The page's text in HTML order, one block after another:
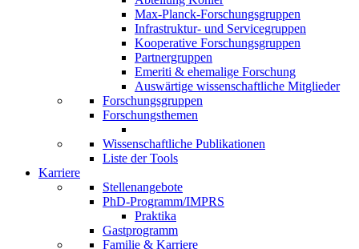
Max-Planck-Forschungsgruppen
Infrastruktur- und Servicegruppen
Kooperative Forschungsgruppen
Partnergruppen
Emeriti & ehemalige Forschung
Auswärtige wissenschaftliche Mitglieder
Forschungsgruppen
Forschungsthemen
Wissenschaftliche Publikationen
Liste der Tools
Karriere
Stellenangebote
PhD-Programm/IMPRS
Praktika
Gastprogramm
Familie & Karriere